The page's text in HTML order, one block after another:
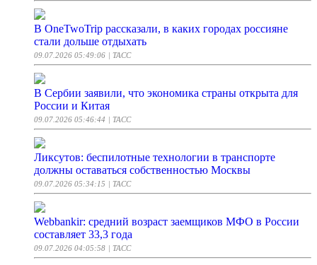
В OneTwoTrip рассказали, в каких городах россияне
стали дольше отдыхать
09.07.2026 05:49:06 | ТАСС
В Сербии заявили, что экономика страны открыта для
России и Китая
09.07.2026 05:46:44 | ТАСС
Ликсутов: беспилотные технологии в транспорте
должны оставаться собственностью Москвы
09.07.2026 05:34:15 | ТАСС
Webbankir: средний возраст заемщиков МФО в России
составляет 33,3 года
09.07.2026 04:05:58 | ТАСС